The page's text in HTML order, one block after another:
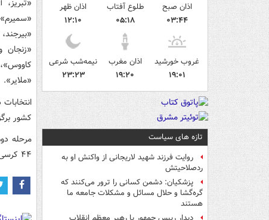
اذان صبح
۰۳:۴۴
طلوع آفتاب
۰۵:۱۸
اذان ظهر
۱۲:۱۰
غروب خورشید
۱۹:۰۱
اذان مغرب
۱۹:۲۰
نیمه‌شب شرعی
۲۳:۲۳
تازه های سیاست
روایت فرزند شهید لاریجانی از واکنش او به
ردصلاحیتش
پزشکیان: دشمن کسانی را ترور می‌کنند که
گره‌گشا و حلال مسائل و مشکلات جامعه ما
هستند
«زنجان
«ملایر».
کشور برگزار شد
۴۴ کرسی از ۲۹۰ کرسی مجلس شورای اسلامی برگزار خواهد شد.